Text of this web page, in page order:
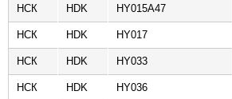
НСК HDK HY015A47
НСК HDK HY017
НСК HDK HY033
НСК HDK HY036